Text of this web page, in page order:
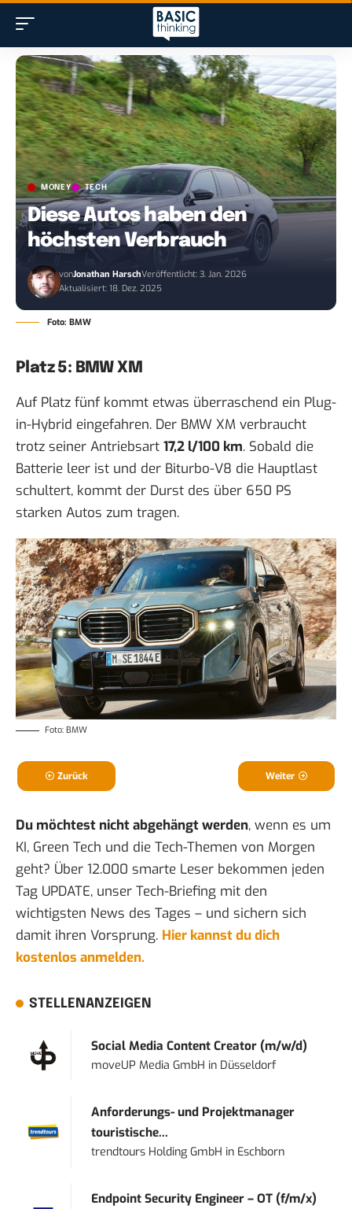
MONEY TECH
Diese Autos haben den
höchsten Verbrauch
vonJonathan HarschVeröffentlicht: 3. Jan. 2026
Aktualisiert: 18. Dez. 2025
Foto: BMW
Platz 5: BMW XM
Auf Platz fünf kommt etwas überraschend ein Plug-
in-Hybrid eingefahren. Der BMW XM verbraucht
trotz seiner Antriebsart 17,2 l/100 km. Sobald die
Batterie leer ist und der Biturbo-V8 die Hauptlast
schultert, kommt der Durst des über 650 PS
starken Autos zum tragen.
Foto: BMW
Zurück Weiter
Du möchtest nicht abgehängt werden, wenn es um
KI, Green Tech und die Tech-Themen von Morgen
geht? Über 12.000 smarte Leser bekommen jeden
Tag UPDATE, unser Tech-Briefing mit den
wichtigsten News des Tages – und sichern sich
damit ihren Vorsprung. Hier kannst du dich
kostenlos anmelden.
STELLENANZEIGEN
Social Media Content Creator (m/w/d)
moveUP Media GmbH in Düsseldorf
Anforderungs- und Projektmanager
touristische...
trendtours Holding GmbH in Eschborn
Endpoint Security Engineer – OT (f/m/x)